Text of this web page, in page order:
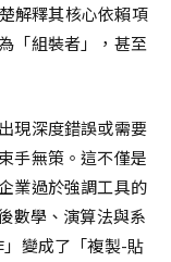
解釋其核心依賴項
「組裝者」，甚至
現深度錯誤或需要
手無策。這不僅是
業過於強調工具的
數學、演算法與系
變成了「複製-貼